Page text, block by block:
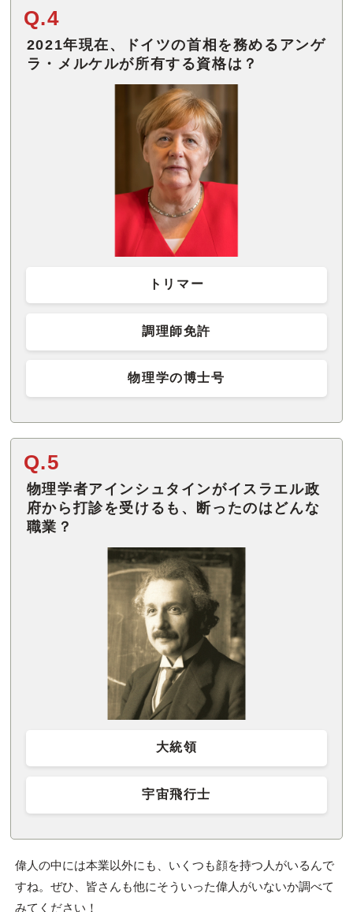
Q.4
2021年現在、ドイツの首相を務めるアンゲ
ラ・メルケルが所有する資格は？
トリマー
調理師免許
物理学の博士号
Q.5
物理学者アインシュタインがイスラエル政
府から打診を受けるも、断ったのはどんな
職業？
大統領
宇宙飛行士
偉人の中には本業以外にも、いくつも顔を持つ人がいるんで
すね。ぜひ、皆さんも他にそういった偉人がいないか調べて
みてください！